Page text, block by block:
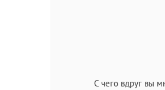
С чего вдруг вы